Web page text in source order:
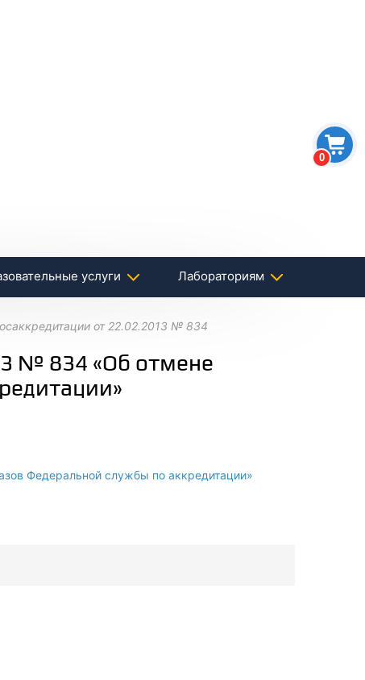
0
услуги Лабораториям
от 22.02.2013 № 834
№ 834 «Об отмене
Федеральной службы по аккредитации»